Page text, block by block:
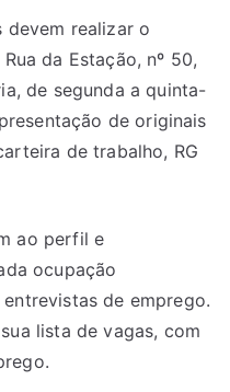
devem realizar o
da Estação, nº 50,
de segunda a quinta-
de originais
de trabalho, RG
ao perfil e
ocupação
de emprego.
lista de vagas, com